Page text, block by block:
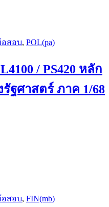
อสอบ, POL(pa)
/ PS420 หลัก
ฐศาสตร์ ภาค 1/68
อสอบ, FIN(mb)